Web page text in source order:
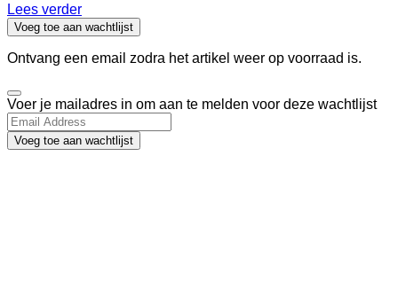
Lees verder
Voeg toe aan wachtlijst
Ontvang een email zodra het artikel weer op voorraad is.
Dismiss
notification
Voer je mailadres in om aan te melden voor deze wachtlijst
Voeg toe aan wachtlijst